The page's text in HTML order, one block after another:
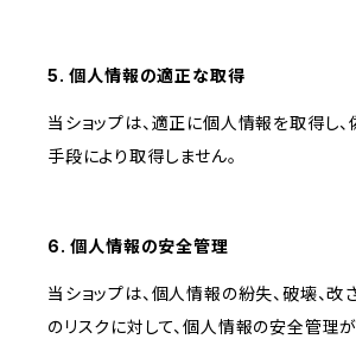
5. 個人情報の適正な取得
当ショップは、適正に個人情報を取得し
手段により取得しません。
6. 個人情報の安全管理
当ショップは、個人情報の紛失、破壊、
のリスクに対して、個人情報の安全管理